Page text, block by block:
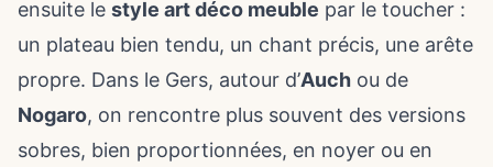
ensuite le style art déco meuble par le toucher :
un plateau bien tendu, un chant précis, une arête
propre. Dans le Gers, autour d’Auch ou de
Nogaro, on rencontre plus souvent des versions
sobres, bien proportionnées, en noyer ou en